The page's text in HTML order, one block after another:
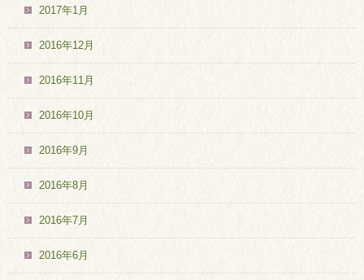
2017年1月
2016年12月
2016年11月
2016年10月
2016年9月
2016年8月
2016年7月
2016年6月